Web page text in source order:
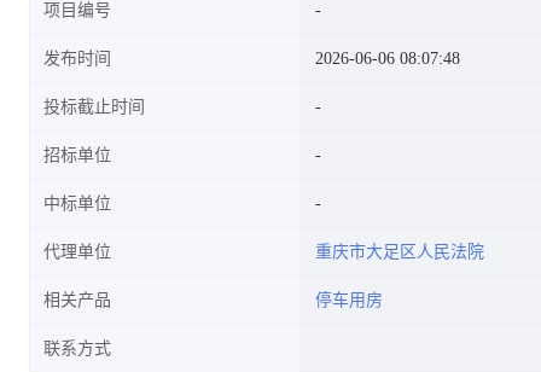
项目编号
发布时间 2026-06-06 08:07:48
投标截止时间
招标单位
中标单位
代理单位 重庆市大足区人民法院
相关产品 停车用房
联系方式